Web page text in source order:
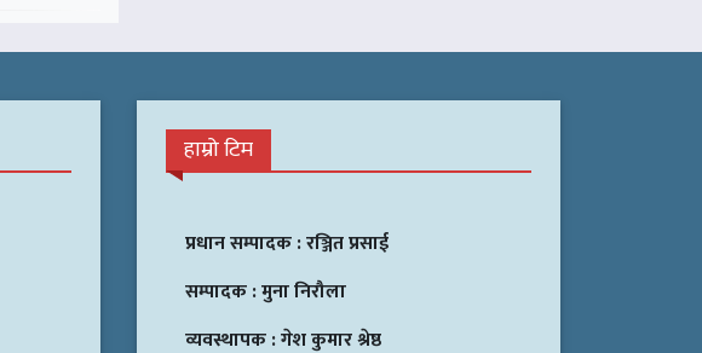
हाम्रो टिम
प्रधान सम्पादक :रञ्जित प्रसाई
सम्पादक :मुना निरौला
व्यवस्थापक :गेश कुमार श्रेष्ठ